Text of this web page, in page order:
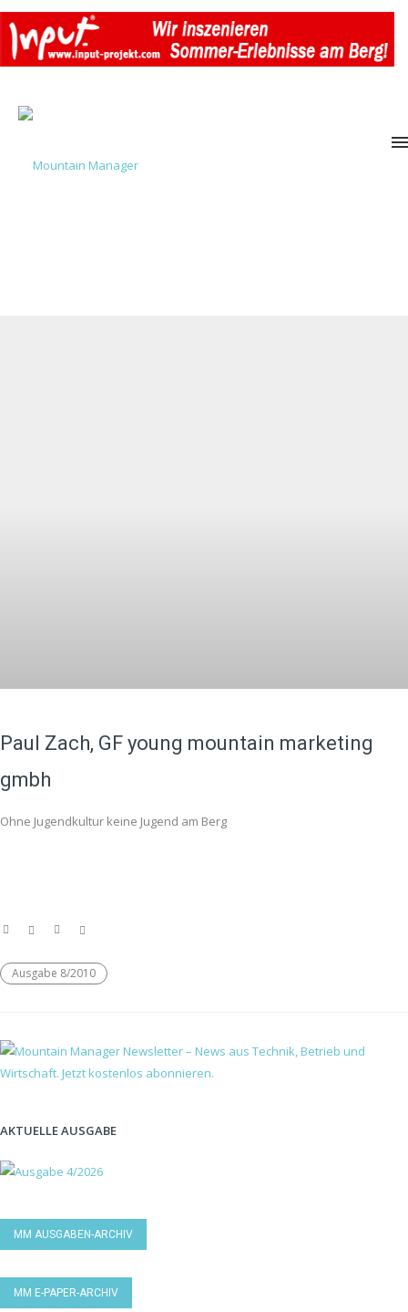
Paul Zach, GF young mountain marketing
gmbh
Ohne Jugendkultur keine Jugend am Berg
Ausgabe 8/2010
AKTUELLE AUSGABE
MM AUSGABEN-ARCHIV
MM E-PAPER-ARCHIV